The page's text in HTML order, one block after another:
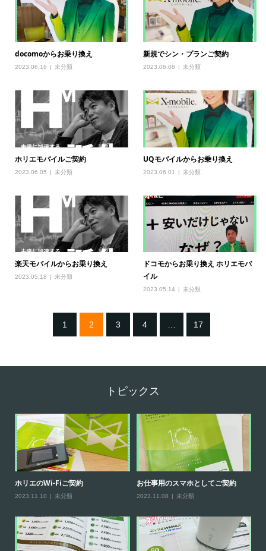
docomoからお乗り換え
2023.06.16 未分類
新規でシン・プランご契約
2023.06.08 未分類
ホリエモバイルご契約
2023.06.05 未分類
UQモバイルからお乗り換え
2023.06.01 未分類
楽天モバイルからお乗り換え
2023.05.18 未分類
ドコモからお乗り換え ホリエモバ
イル
2023.05.14 未分類
1 2 3 4 17
トピックス
ホリエのWi-Fiご契約
2023.11.10 未分類
お仕事用のスマホとしてご契約
2023.11.08 未分類